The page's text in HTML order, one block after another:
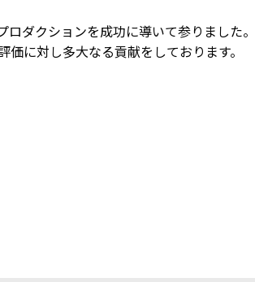
ダクションを成功に導いて参りました。
に対し多大なる貢献をしております。